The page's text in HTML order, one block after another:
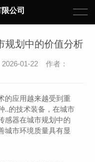
公司
规划中的价值分析
01-22 作者：
的应用越来越受到重
..的技术装备，在城市
感器在城市规划中的
城市环境质量具有显